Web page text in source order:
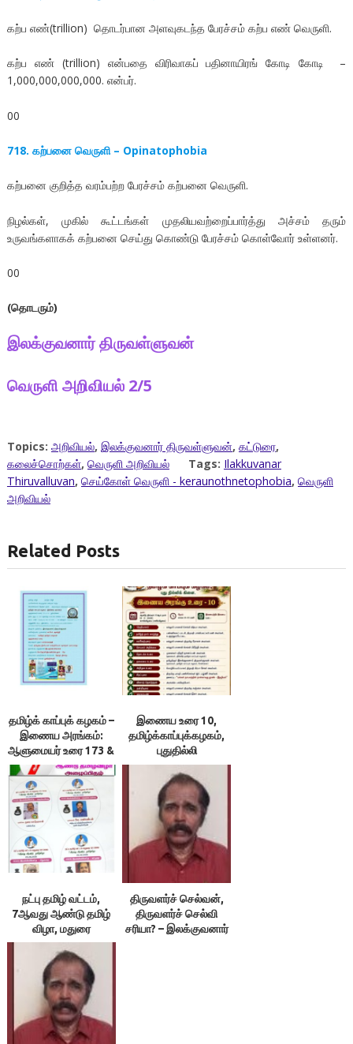
கற்ப எண்(trillion) தொடர்பான அளவுகடந்த பேரச்சம் கற்ப எண் வெருளி.
கற்ப எண் (trillion) என்பதை விரிவாகப் பதினாயிரங் கோடி கோடி –
1,000,000,000,000. என்பர்.
00
718. கற்பனை வெருளி – Opinatophobia
கற்பனை குறித்த வரம்பற்ற பேரச்சம் கற்பனை வெருளி.
நிழல்கள், முகில் கூட்டங்கள் முதலியவற்றைப்பார்த்து அச்சம் தரும்
உருவங்களாகக் கற்பனை செய்து கொண்டு பேரச்சம் கொள்வோர் உள்ளனர்.
00
(தொடரும்)
இலக்குவனார் திருவள்ளுவன்
வெருளி அறிவியல் 2/5
Topics: அறிவியல், இலக்குவனார் திருவள்ளுவன், கட்டுரை,
கலைச்சொற்கள், வெருளி அறிவியல் Tags: Ilakkuvanar
Thiruvalluvan, செய்கோள் வெருளி - keraunothnetophobia, வெருளி
அறிவியல்
Related Posts
தமிழ்க் காப்புக் கழகம் –
இணைய அரங்கம்:
ஆளுமையர் உரை 173 &
174 ; நூலரங்கம்
இணைய உரை 10,
தமிழ்க்காப்புக்கழகம்,
புதுதில்லி
நட்பு தமிழ் வட்டம்,
7ஆவது ஆண்டு தமிழ்
விழா, மதுரை
திருவளர்ச் செல்வன்,
திருவளர்ச் செல்வி
சரியா? – இலக்குவனார்